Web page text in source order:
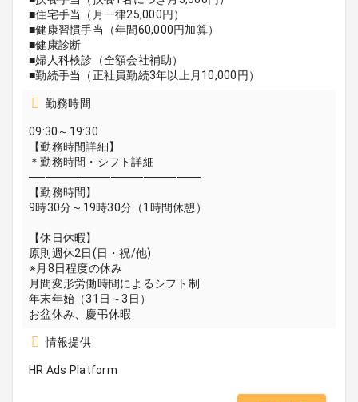
■住宅手当（月一律25,000円）
■健康習慣手当（年間60,000円加算）
■健康診断
■婦人科検診（全額会社補助）
■勤続手当（正社員勤続3年以上月10,000円）
勤務時間
09:30～19:30
【勤務時間詳細】
＊勤務時間・シフト詳細
─────────────────────
【勤務時間】
9時30分～19時30分（1時間休憩）
【休日休暇】
原則週休2日(日・祝/他)
※月8日程度の休み
月間変形労働時間によるシフト制
年末年始（31日～3日）
お盆休み、慶弔休暇
情報提供
HR Ads Platform